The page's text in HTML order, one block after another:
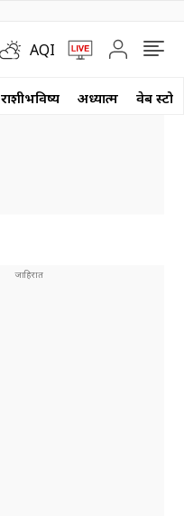
AQI
राशीभविष्य अध्यात्म वेब